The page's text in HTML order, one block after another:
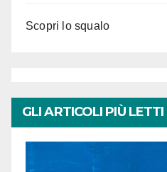
Scopri lo squalo
GLI ARTICOLI PIÙ LETTI